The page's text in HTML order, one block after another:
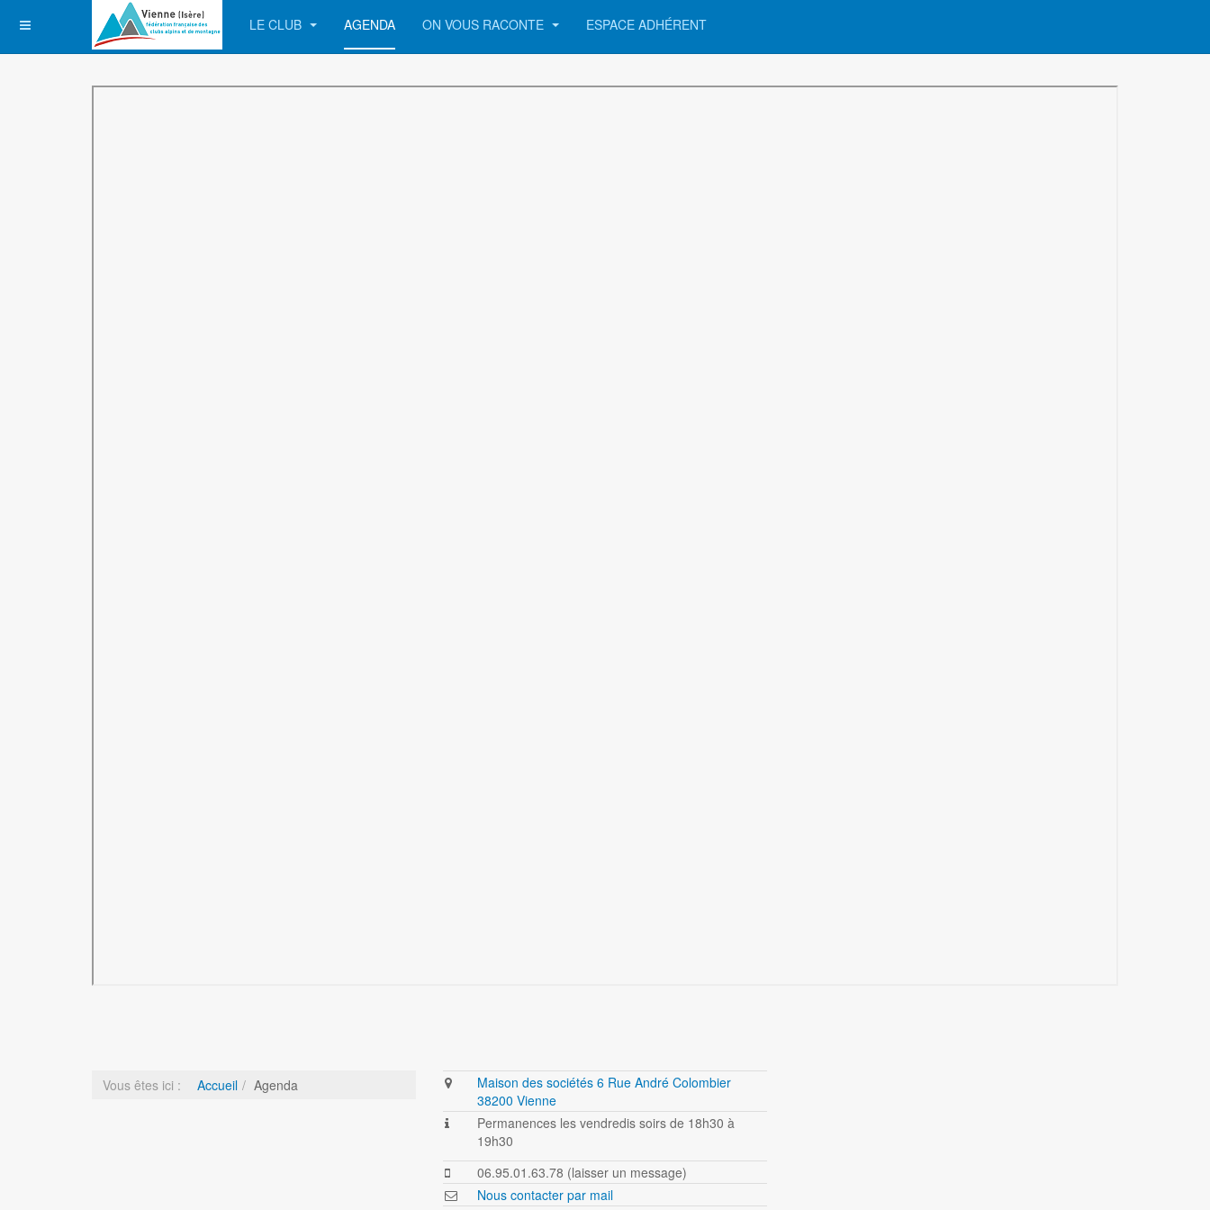
LE CLUB AGENDA ON VOUS RACONTE ESPACE ADHÉRENT
Vous êtes ici : Accueil Agenda
Maison des sociétés 6 Rue André Colombier
38200 Vienne
Permanences les vendredis soirs de 18h30 à
19h30
06.95.01.63.78 (laisser un message)
Nous contacter par mail